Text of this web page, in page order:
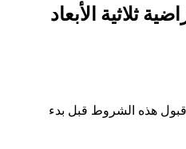
ثلاثية الأبعاد
قبول هذه الشروط قبل بدء